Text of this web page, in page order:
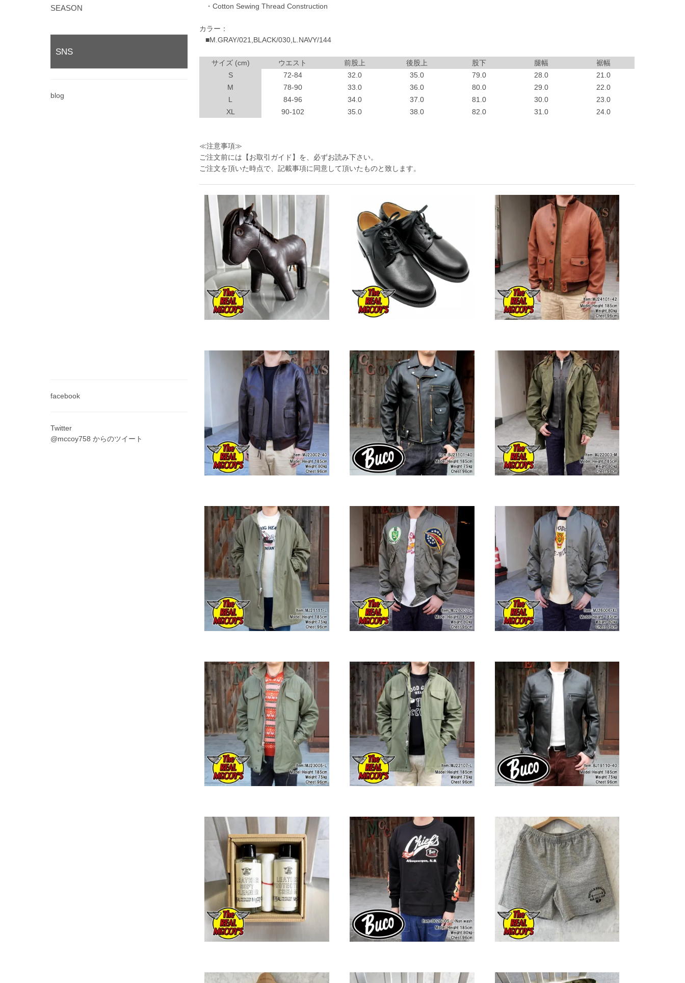
・Cotton Sewing Thread Construction
カラー：
■M.GRAY/021,BLACK/030,L.NAVY/144
サイズ (cm) ウエスト 前股上 後股上 股下 腿幅
裾幅
S
72-84 32.0 35.0 79.0 28.0
21.0
M
78-90 33.0 36.0 80.0 29.0
22.0
L
84-96 34.0 37.0 81.0 30.0
23.0
XL
90-102 35.0 38.0 82.0 31.0 24.0
≪注意事項≫
ご注文前には 【お取引ガイド】 を、必ずお読み下さい。
ご注文を頂いた時点で、記載事項に同意して頂いたものと致します。
SEASON
SNS
blog
facebook
Twitter
@mccoy758 からのツイート